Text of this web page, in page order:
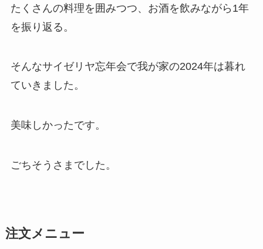
たくさんの料理を囲みつつ、お酒を飲みながら1年
を振り返る。
そんなサイゼリヤ忘年会で我が家の2024年は暮れ
ていきました。
美味しかったです。
ごちそうさまでした。
注文メニュー